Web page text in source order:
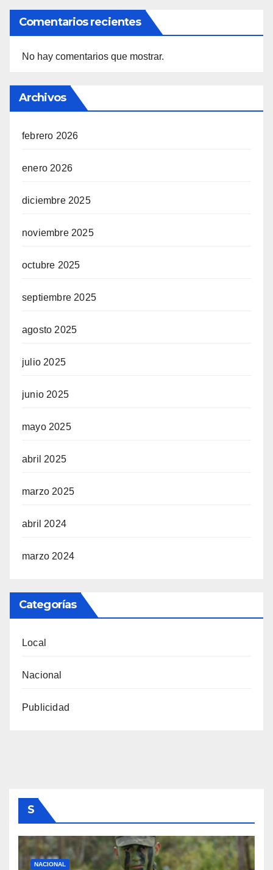
Comentarios recientes
No hay comentarios que mostrar.
Archivos
febrero 2026
enero 2026
diciembre 2025
noviembre 2025
octubre 2025
septiembre 2025
agosto 2025
julio 2025
junio 2025
mayo 2025
abril 2025
marzo 2025
abril 2024
marzo 2024
Categorías
Local
Nacional
Publicidad
S
NACIONAL